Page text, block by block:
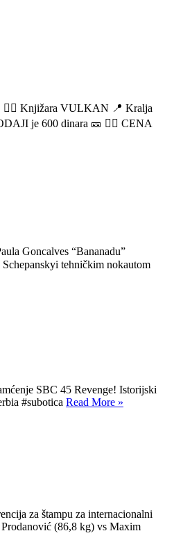
Knjižara VULKAN 📍 Kralja
je 600 dinara 🎫 👉🏼 CENA
Goncalves “Bananadu”
tehničkim nokautom
SBC 45 Revenge! Istorijski
#subotica Read More »
za štampu za internacionalni
(86,8 kg) vs Maxim